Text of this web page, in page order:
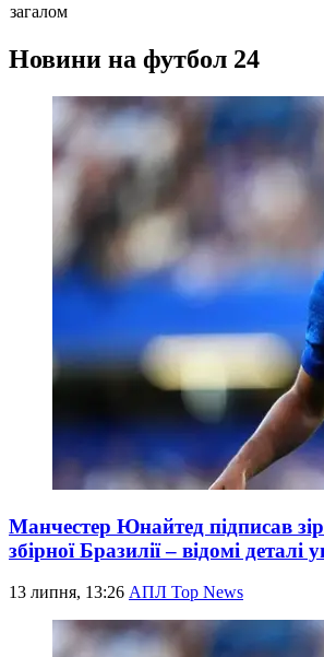
загалом
Новини на футбол 24
Манчестер Юнайтед підписав
збірної Бразилії – відомі деталі
13 липня, 13:26 АПЛ Top News